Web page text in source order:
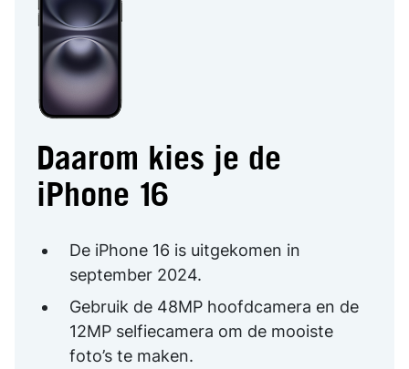
Daarom kies je de
iPhone 16
De iPhone 16 is uitgekomen in
september 2024.
Gebruik de 48MP hoofdcamera en de
12MP selfiecamera om de mooiste
foto’s te maken.